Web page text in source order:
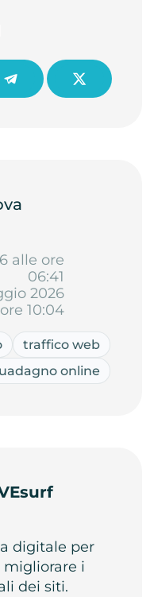
alle ore
06:41
2026
10:04
traffico web
online
digitale per
i
dei siti.